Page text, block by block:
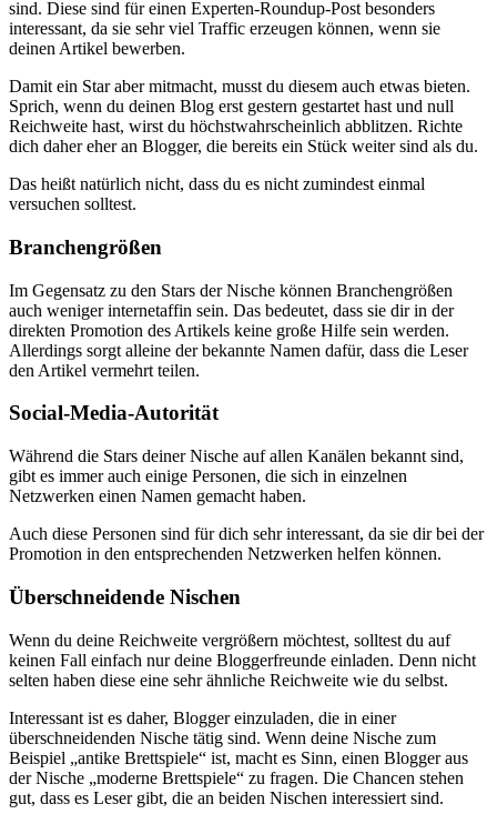
sind. Diese sind für einen Experten-Roundup-Post besonders
interessant, da sie sehr viel Traffic erzeugen können, wenn sie
deinen Artikel bewerben.
Damit ein Star aber mitmacht, musst du diesem auch etwas bieten.
Sprich, wenn du deinen Blog erst gestern gestartet hast und null
Reichweite hast, wirst du höchstwahrscheinlich abblitzen. Richte
dich daher eher an Blogger, die bereits ein Stück weiter sind als du.
Das heißt natürlich nicht, dass du es nicht zumindest einmal
versuchen solltest.
Branchengrößen
Im Gegensatz zu den Stars der Nische können Branchengrößen
auch weniger internetaffin sein. Das bedeutet, dass sie dir in der
direkten Promotion des Artikels keine große Hilfe sein werden.
Allerdings sorgt alleine der bekannte Namen dafür, dass die Leser
den Artikel vermehrt teilen.
Social-Media-Autorität
Während die Stars deiner Nische auf allen Kanälen bekannt sind,
gibt es immer auch einige Personen, die sich in einzelnen
Netzwerken einen Namen gemacht haben.
Auch diese Personen sind für dich sehr interessant, da sie dir bei der
Promotion in den entsprechenden Netzwerken helfen können.
Überschneidende Nischen
Wenn du deine Reichweite vergrößern möchtest, solltest du auf
keinen Fall einfach nur deine Bloggerfreunde einladen. Denn nicht
selten haben diese eine sehr ähnliche Reichweite wie du selbst.
Interessant ist es daher, Blogger einzuladen, die in einer
überschneidenden Nische tätig sind. Wenn deine Nische zum
Beispiel „antike Brettspiele“ ist, macht es Sinn, einen Blogger aus
der Nische „moderne Brettspiele“ zu fragen. Die Chancen stehen
gut, dass es Leser gibt, die an beiden Nischen interessiert sind.